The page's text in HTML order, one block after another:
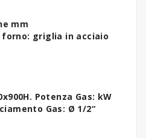
mm
forno: griglia in acciaio
Potenza Gas: kW
Gas: Ø 1/2“